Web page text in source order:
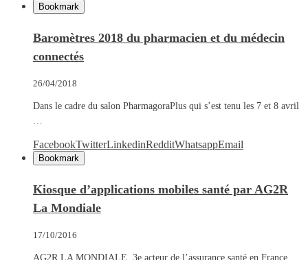
Bookmark
Baromètres 2018 du pharmacien et du médecin
connectés
26/04/2018
Dans le cadre du salon PharmagoraPlus qui s’est tenu les 7 et 8 avril
…
FacebookTwitterLinkedinRedditWhatsappEmail
Bookmark
Kiosque d’applications mobiles santé par AG2R
La Mondiale
17/10/2016
AG2R LA MONDIALE, 3e acteur de l’assurance santé en France,